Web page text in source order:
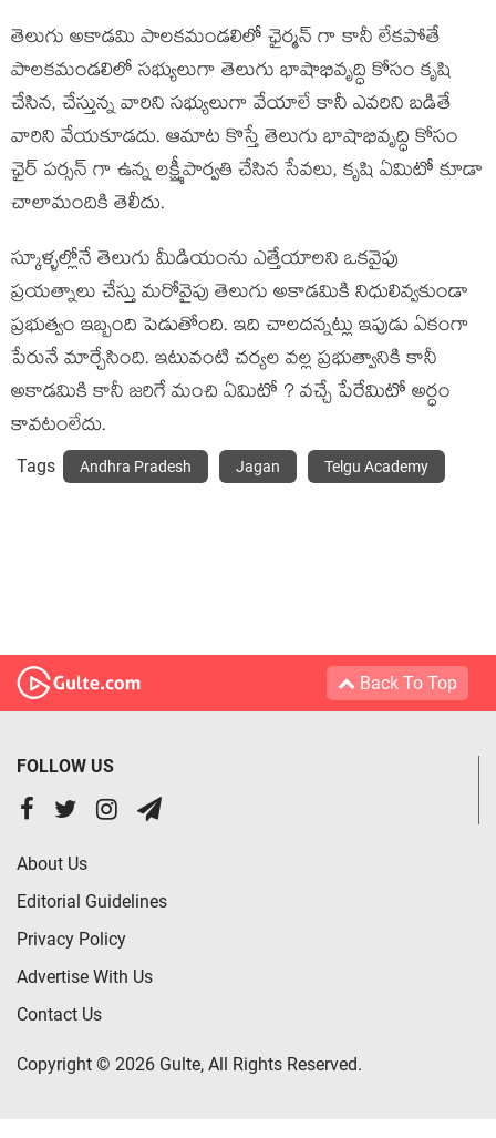
తెలుగు అకాడమి పాలకమండలిలో ఛైర్మన్ గా కానీ లేకపోతే
పాలకమండలిలో సభ్యులుగా తెలుగు భాషాభివృద్ధి కోసం కృషి
చేసిన, చేస్తున్న వారిని సభ్యులుగా వేయాలే కానీ ఎవరిని బడితే
వారిని వేయకూడదు. ఆమాట కొస్తే తెలుగు భాషాభివృద్ధి కోసం
ఛైర్ పర్సన్ గా ఉన్న లక్ష్మీపార్వతి చేసిన సేవలు, కృషి ఏమిటో కూడా
చాలామందికి తెలీదు.
స్కూళ్ళల్లోనే తెలుగు మీడియంను ఎత్తేయాలని ఒకవైపు
ప్రయత్నాలు చేస్తు మరోవైపు తెలుగు అకాడమికి నిధులివ్వకుండా
ప్రభుత్వం ఇబ్బంది పెడుతోంది. ఇది చాలదన్నట్లు ఇపుడు ఏకంగా
పేరునే మార్చేసింది. ఇటువంటి చర్యల వల్ల ప్రభుత్వానికి కానీ
అకాడమికి కానీ జరిగే మంచి ఏమిటో ? వచ్చే పేరేమిటో అర్ధం
కావటంలేదు.
Tags Andhra Pradesh Jagan Telgu Academy
Back To Top
FOLLOW US
About Us
Editorial Guidelines
Privacy Policy
Advertise With Us
Contact Us
Copyright © 2026 Gulte, All Rights Reserved.